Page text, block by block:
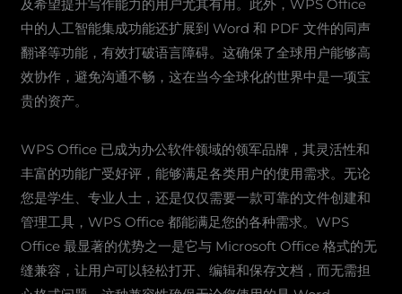
及希望提升写作能力的用户尤其有用。此外，WPS Office
中的人工智能集成功能还扩展到 Word 和 PDF 文件的同声
翻译等功能，有效打破语言障碍。这确保了全球用户能够高
效协作，避免沟通不畅，这在当今全球化的世界中是一项宝
贵的资产。
WPS Office 已成为办公软件领域的领军品牌，其灵活性和
丰富的功能广受好评，能够满足各类用户的使用需求。无论
您是学生、专业人士，还是仅仅需要一款可靠的文件创建和
管理工具，WPS Office 都能满足您的各种需求。WPS
Office 最显著的优势之一是它与 Microsoft Office 格式的无
缝兼容，让用户可以轻松打开、编辑和保存文档，而无需担